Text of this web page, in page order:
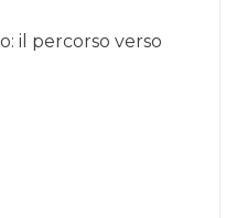
il percorso verso